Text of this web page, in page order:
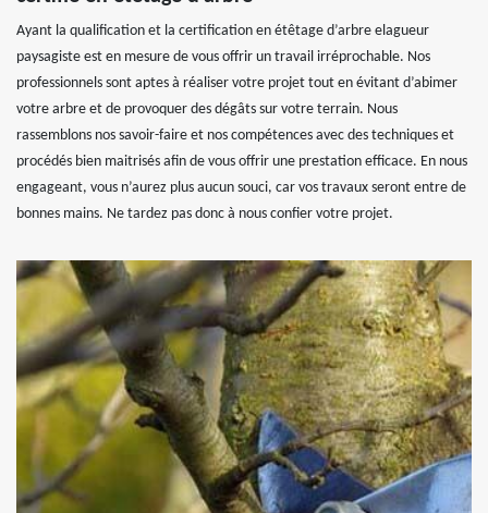
Ayant la qualification et la certification en étêtage d’arbre elagueur
paysagiste est en mesure de vous offrir un travail irréprochable. Nos
professionnels sont aptes à réaliser votre projet tout en évitant d’abimer
votre arbre et de provoquer des dégâts sur votre terrain. Nous
rassemblons nos savoir-faire et nos compétences avec des techniques et
procédés bien maitrisés afin de vous offrir une prestation efficace. En nous
engageant, vous n’aurez plus aucun souci, car vos travaux seront entre de
bonnes mains. Ne tardez pas donc à nous confier votre projet.